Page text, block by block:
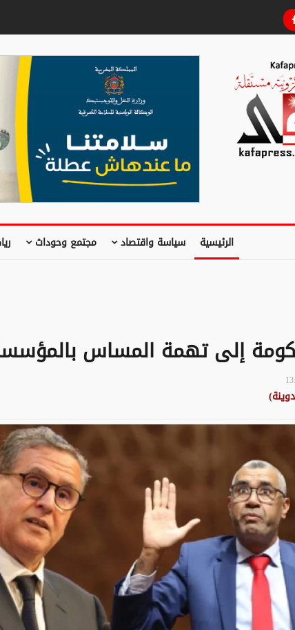
الرئيسية سياسة واقتصاد مجتمع وحوداث
إلى تهمة المساس